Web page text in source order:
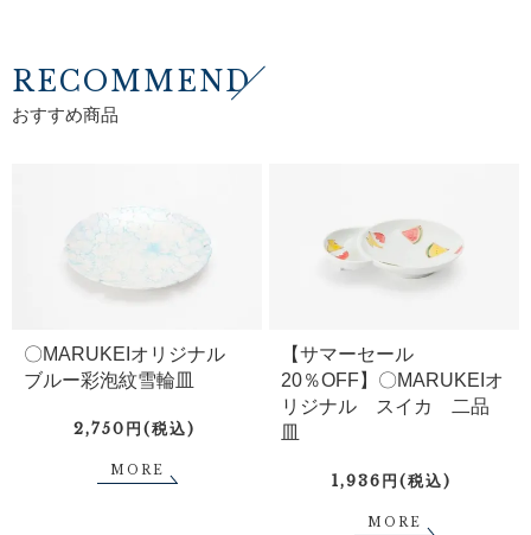
RECOMMEND
おすすめ商品
〇MARUKEIオリジナル
ブルー彩泡紋雪輪皿
2,750円(税込)
MORE
【サマーセール
20％OFF】〇MARUKEIオ
リジナル スイカ 二品
皿
1,936円(税込)
MORE